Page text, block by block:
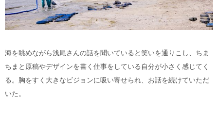
海を眺めながら浅尾さんの話を聞いていると笑いを通りこし、ちま
ちまと原稿やデザインを書く仕事をしている自分が小さく感じてく
る。胸をすく大きなビジョンに吸い寄せられ、お話を続けていただ
いた。